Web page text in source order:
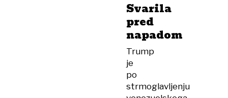
Svarila
pred
napadom
Trump
je
po
strmoglavljenju